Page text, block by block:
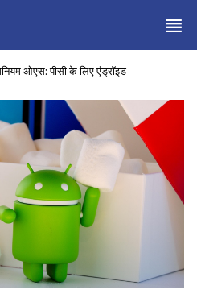
ओएस: पीसी के लिए एंड्रॉइड